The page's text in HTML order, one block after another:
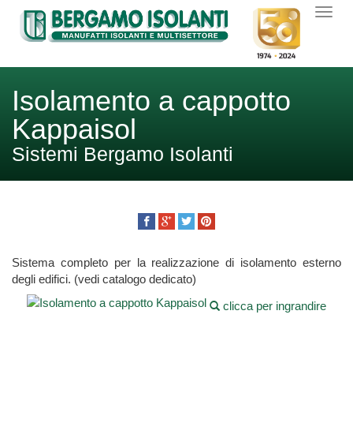
Isolamento a cappotto
Kappaisol
Sistemi Bergamo Isolanti
Sistema completo per la realizzazione di isolamento esterno
degli edifici. (vedi catalogo dedicato)
clicca per ingrandire